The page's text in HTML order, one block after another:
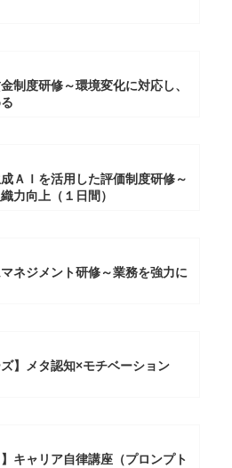
制度研修～環境変化に対応し、
ＡＩを活用した評価制度研修～
力向上（１日間）
ネジメント研修～業務を強力に
】メタ認知×モチベーション
キャリア自律講座（プロンプト